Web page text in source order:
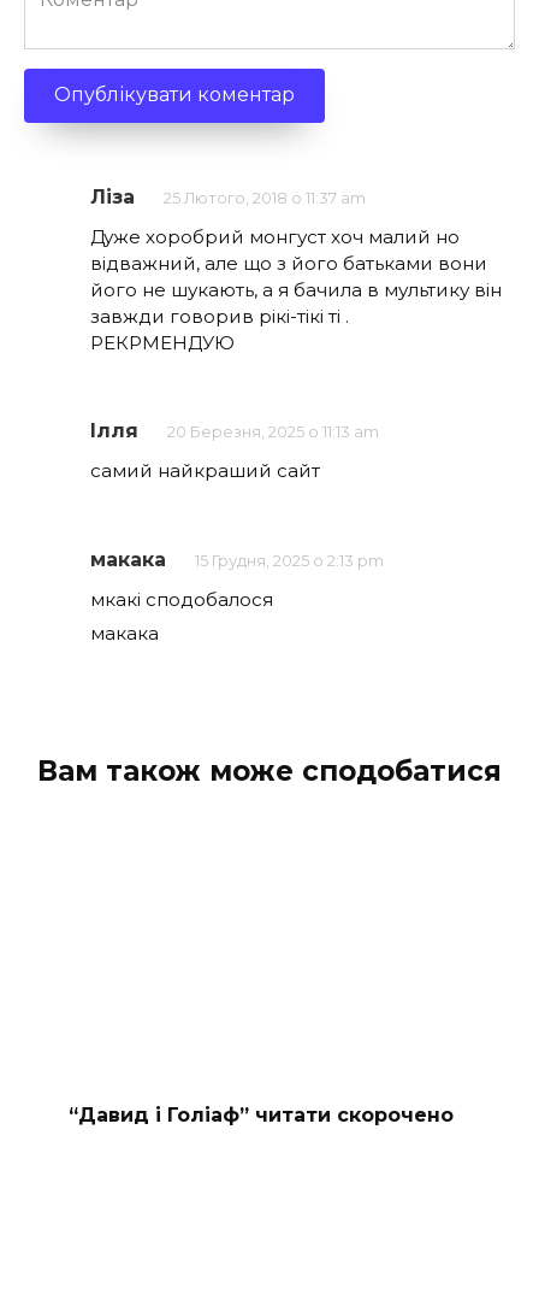
Ліза 25 Лютого, 2018 о 11:37 am
Дуже хоробрий монгуст хоч малий но
відважний, але що з його батьками вони
його не шукають, а я бачила в мультику він
завжди говорив рікі-тікі ті .
РЕКРМЕНДУЮ
Ілля 20 Березня, 2025 о 11:13 am
самий найкраший сайт
макака 15 Грудня, 2025 о 2:13 pm
мкакі сподобалося
макака
Вам також може сподобатися
“Давид і Голіаф” читати скорочено